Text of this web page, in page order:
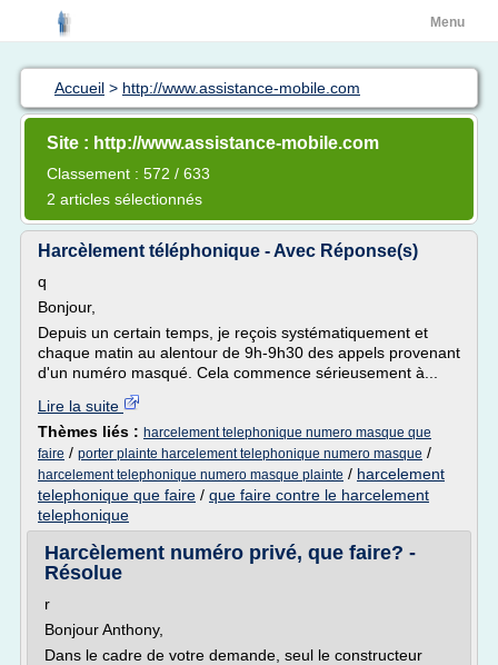
Menu
Accueil > http://www.assistance-mobile.com
Site : http://www.assistance-mobile.com
Classement : 572 / 633
2 articles sélectionnés
Harcèlement téléphonique - Avec Réponse(s)
q
Bonjour,
Depuis un certain temps, je reçois systématiquement et
chaque matin au alentour de 9h-9h30 des appels provenant
d'un numéro masqué. Cela commence sérieusement à...
Lire la suite
Thèmes liés : harcelement telephonique numero masque que
faire / porter plainte harcelement telephonique numero masque /
harcelement telephonique numero masque plainte / harcelement
telephonique que faire / que faire contre le harcelement
telephonique
Harcèlement numéro privé, que faire? -
Résolue
r
Bonjour Anthony,
Dans le cadre de votre demande, seul le constructeur